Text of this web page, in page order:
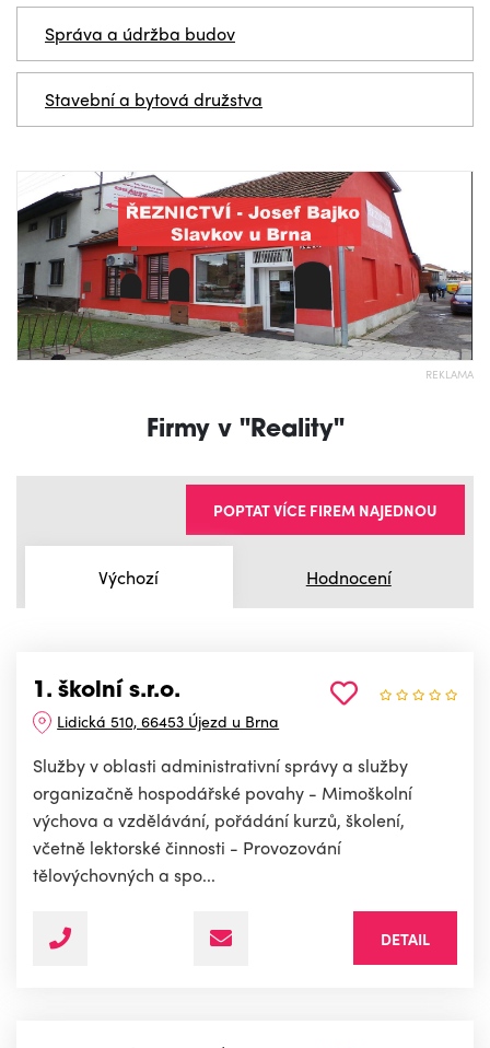
Správa a údržba budov
Stavební a bytová družstva
REKLAMA
Firmy v "Reality"
Výchozí Hodnocení
POPTAT VÍCE FIREM NAJEDNOU
1. školní s.r.o.
Lidická 510, 66453 Újezd u Brna
Služby v oblasti administrativní správy a služby
organizačně hospodářské povahy - Mimoškolní
výchova a vzdělávání, pořádání kurzů, školení,
včetně lektorské činnosti - Provozování
tělovýchovných a spo...
DETAIL